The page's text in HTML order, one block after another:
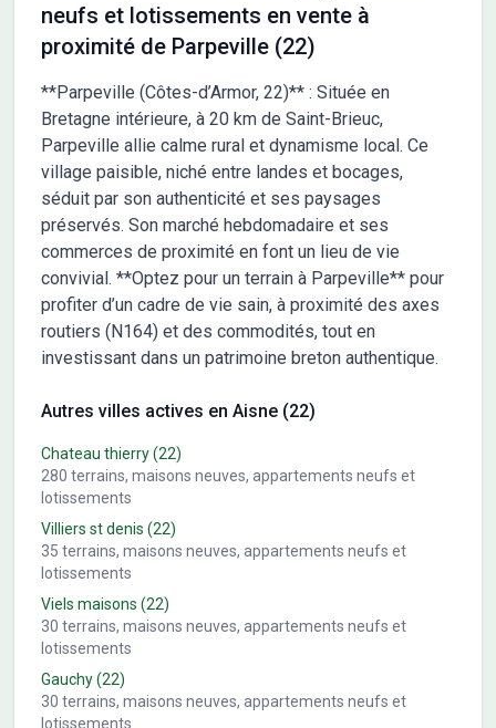
neufs et lotissements en vente à
proximité de Parpeville (22)
**Parpeville (Côtes-d’Armor, 22)** : Située en
Bretagne intérieure, à 20 km de Saint-Brieuc,
Parpeville allie calme rural et dynamisme local. Ce
village paisible, niché entre landes et bocages,
séduit par son authenticité et ses paysages
préservés. Son marché hebdomadaire et ses
commerces de proximité en font un lieu de vie
convivial. **Optez pour un terrain à Parpeville** pour
profiter d’un cadre de vie sain, à proximité des axes
routiers (N164) et des commodités, tout en
investissant dans un patrimoine breton authentique.
Autres villes actives en Aisne (22)
Chateau thierry(22)
280 terrains, maisons neuves, appartements neufs et
lotissements
Villiers st denis (22)
35 terrains, maisons neuves, appartements neufs et
lotissements
Viels maisons (22)
30 terrains, maisons neuves, appartements neufs et
lotissements
Gauchy(22)
30 terrains, maisons neuves, appartements neufs et
lotissements